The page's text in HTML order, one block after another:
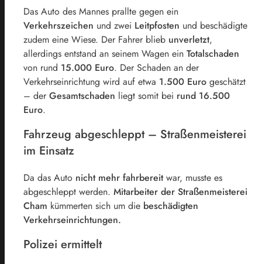
Das Auto des Mannes prallte gegen ein
Verkehrszeichen und zwei Leitpfosten und beschädigte
zudem eine Wiese. Der Fahrer blieb unverletzt,
allerdings entstand an seinem Wagen ein Totalschaden
von rund 15.000 Euro. Der Schaden an der
Verkehrseinrichtung wird auf etwa 1.500 Euro geschätzt
– der Gesamtschaden liegt somit bei rund 16.500
Euro.
Fahrzeug abgeschleppt – Straßenmeisterei
im Einsatz
Da das Auto nicht mehr fahrbereitwar, musste es
abgeschleppt werden. Mitarbeiter der Straßenmeisterei
Cham kümmerten sich um die beschädigten
Verkehrseinrichtungen.
Polizei ermittelt